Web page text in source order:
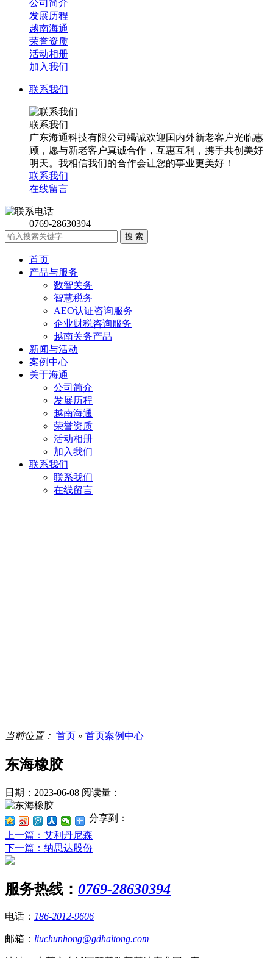
公司简介
发展历程
越南海通
荣誉资质
活动相册
加入我们
联系我们
联系我们
广东海通科技有限公司竭诚欢迎国内外新老客户光临惠
顾，愿与新老客户真诚合作，互惠互利，携手共创美好
明天。我相信我们的合作会让您的事业更美好！
联系我们
在线留言
0769-28630394
首页
产品与服务
数智关务
智慧税务
AEO认证咨询服务
企业财税咨询服务
越南关务产品
新闻与活动
案例中心
关于海通
公司简介
发展历程
越南海通
荣誉资质
活动相册
加入我们
联系我们
联系我们
在线留言
当前位置： 首页 » 首页案例中心
东海橡胶
日期：2023-06-08 阅读量：
分享到：
上一篇 ：艾利丹尼森
下一篇 ：纳思达股份
服务热线： 0769-28630394
电话： 186-2012-9606
邮箱： liuchunhong@gdhaitong.com